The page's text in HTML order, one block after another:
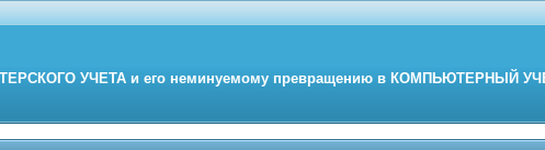
УЧЕТА и его неминуемому превращению в КОМПЬЮТЕРНЫЙ